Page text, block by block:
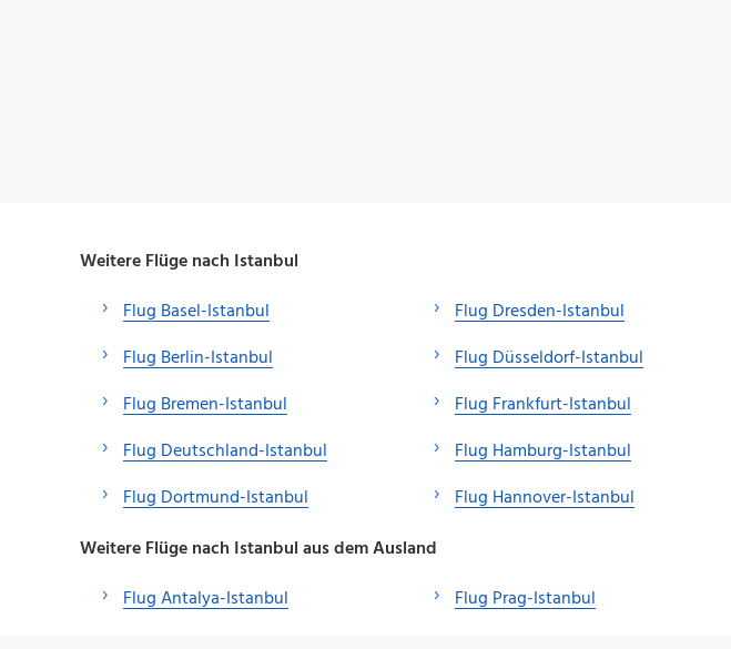
Weitere Flüge nach Istanbul
Flug Basel-Istanbul
Flug Berlin-Istanbul
Flug Bremen-Istanbul
Flug Deutschland-Istanbul
Flug Dortmund-Istanbul
Flug Dresden-Istanbul
Flug Düsseldorf-Istanbul
Flug Frankfurt-Istanbul
Flug Hamburg-Istanbul
Flug Hannover-Istanbul
Weitere Flüge nach Istanbul aus dem Ausland
Flug Antalya-Istanbul
Flug Prag-Istanbul